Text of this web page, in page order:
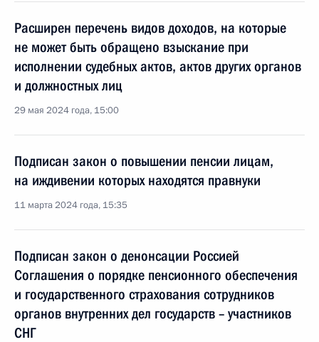
Расширен перечень видов доходов, на которые
не может быть обращено взыскание при
исполнении судебных актов, актов других органов
и должностных лиц
29 мая 2024 года, 15:00
Подписан закон о повышении пенсии лицам,
на иждивении которых находятся правнуки
11 марта 2024 года, 15:35
Подписан закон о денонсации Россией
Соглашения о порядке пенсионного обеспечения
и государственного страхования сотрудников
органов внутренних дел государств – участников
СНГ